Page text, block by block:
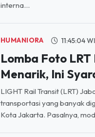
interna...
HUMANIORA 11:45:04
Lomba Foto
Menarik, Ini
LIGHT Rail Transit (LRT)
transportasi yang banyak
Kota Jakarta. Pasalnya,